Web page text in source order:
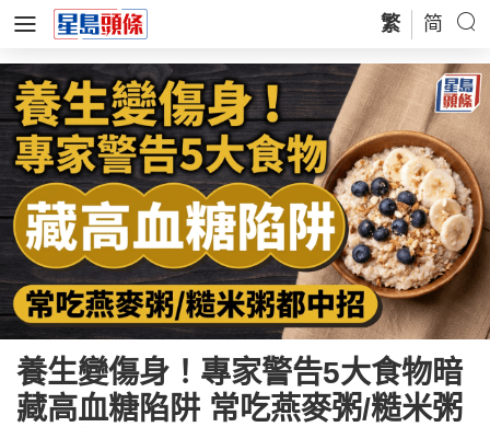
繁 简
養生變傷身！專家警告5大食物暗
藏高血糖陷阱 常吃燕麥粥/糙米粥